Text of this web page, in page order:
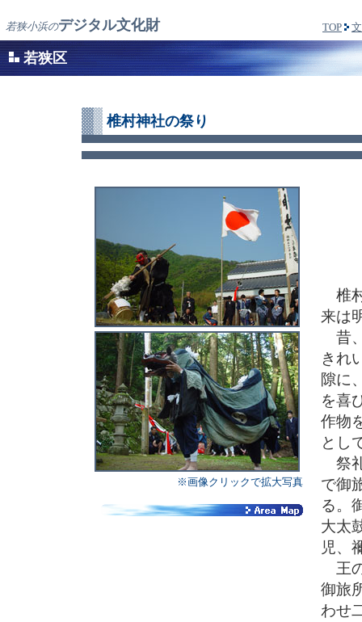
若狭小浜のデジタル文化財 TOP
若狭区
椎村神社の祭り
※画像クリックで拡大写真
椎
来は
昔
きれ
隙に
を喜
作物
とし
祭
で御
る。
大太
児、
王
御旅
わせ